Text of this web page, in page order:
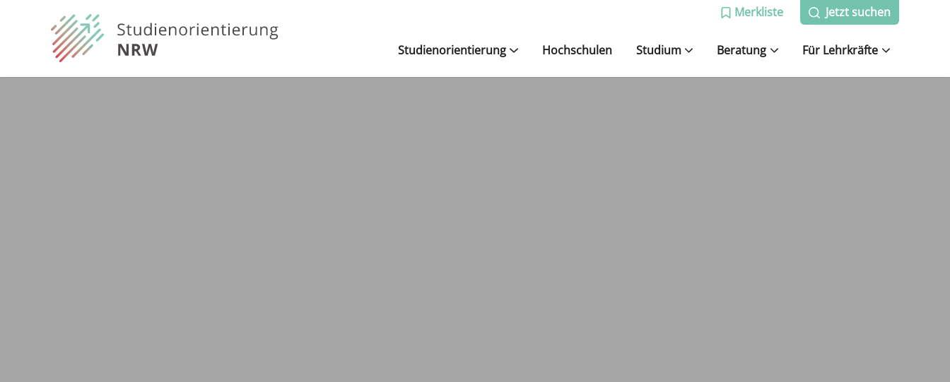
Merkliste Jetzt suchen
Studienorientierung Hochschulen Studium Beratung Für Lehrkräfte